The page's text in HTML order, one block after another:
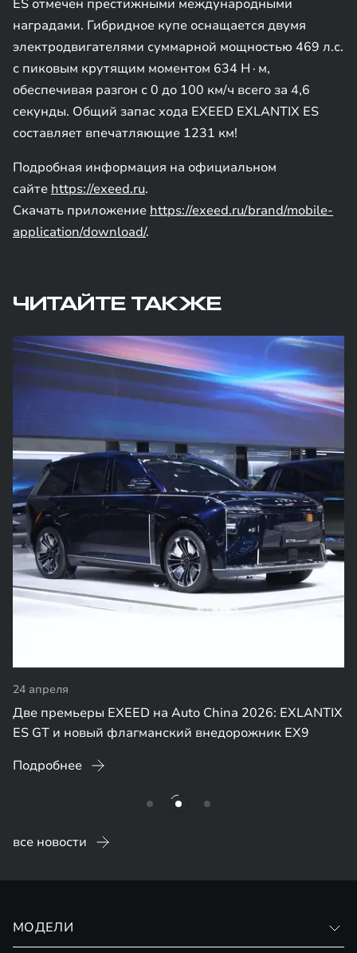
ES отмечен престижными международными
наградами. Гибридное купе оснащается двумя
электродвигателями суммарной мощностью 469 л.с.
с пиковым крутящим моментом 634 Н∙м,
обеспечивая разгон с 0 до 100 км/ч всего за 4,6
секунды. Общий запас хода EXEED EXLANTIX ES
составляет впечатляющие 1231 км!
Подробная информация на официальном
сайте https://exeed.ru.
Скачать приложение https://exeed.ru/brand/mobile-
application/download/.
ЧИТАЙТЕ ТАКЖЕ
24 апреля
Две премьеры EXEED на Auto China 2026: EXLANTIX
ES GT и новый флагманский внедорожник EX9
Подробнее
все новости
МОДЕЛИ